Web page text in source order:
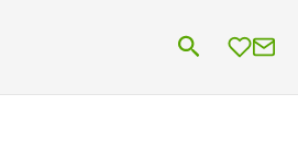
Suchen